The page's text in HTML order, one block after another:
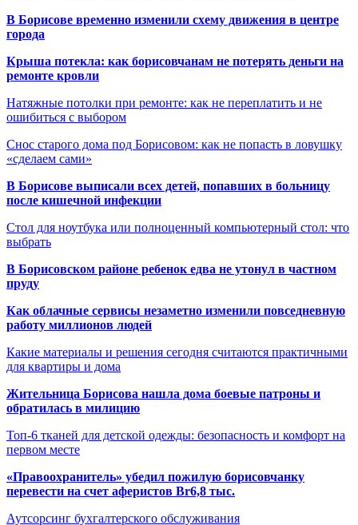
В Борисове временно изменили схему движения в центре
города
Крыша потекла: как борисовчанам не потерять деньги на
ремонте кровли
Натяжные потолки при ремонте: как не переплатить и не
ошибиться с выбором
Снос старого дома под Борисовом: как не попасть в ловушку
«сделаем сами»
В Борисове выписали всех детей, попавших в больницу
после кишечной инфекции
Стол для ноутбука или полноценный компьютерный стол: что
выбрать
В Борисовском районе ребенок едва не утонул в частном
пруду
Как облачные сервисы незаметно изменили повседневную
работу миллионов людей
Какие материалы и решения сегодня считаются практичными
для квартиры и дома
Жительница Борисова нашла дома боевые патроны и
обратилась в милицию
Топ-6 тканей для детской одежды: безопасность и комфорт на
первом месте
«Правоохранитель» убедил пожилую борисовчанку
перевести на счет аферистов Br6,8 тыс.
Аутсорсинг бухгалтерского обслуживания